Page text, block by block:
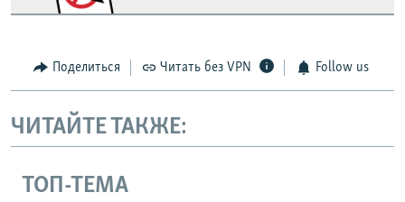
Поделиться Читать без VPN Follow us
ЧИТАЙТЕ ТАКЖЕ:
ТОП-ТЕМА